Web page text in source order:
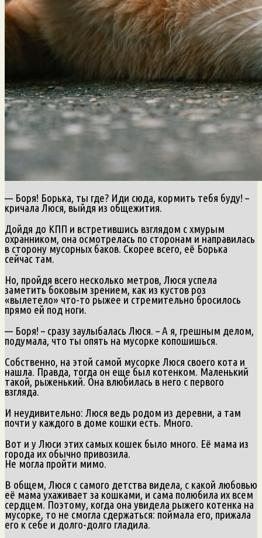
— Боря! Борька, ты где? Иди сюда, кормить тебя буду! –
кричала Люся, выйдя из общежития.
Дойдя до КПП и встретившись взглядом с хмурым
охранником, она осмотрелась по сторонам и направилась
в сторону мусорных баков. Скорее всего, её Борька
сейчас там.
Но, пройдя всего несколько метров, Люся успела
заметить боковым зрением, как из кустов роз
«вылетело» что-то рыжее и стремительно бросилось
прямо ей под ноги.
— Боря! – сразу заулыбалась Люся. – А я, грешным делом,
подумала, что ты опять на мусорке копошишься.
Собственно, на этой самой мусорке Люся своего кота и
нашла. Правда, тогда он еще был котенком. Маленький
такой, рыженький. Она влюбилась в него с первого
взгляда.
И неудивительно: Люся ведь родом из деревни, а там
почти у каждого в доме кошки есть. Много.
Вот и у Люси этих самых кошек было много. Её мама из
города их обычно привозила.
Не могла пройти мимо.
В общем, Люся с самого детства видела, с какой любовью
её мама ухаживает за кошками, и сама полюбила их всем
сердцем. Поэтому, когда она увидела рыжего котенка на
мусорке, то не смогла сдержаться: поймала его, прижала
его к себе и долго-долго гладила.